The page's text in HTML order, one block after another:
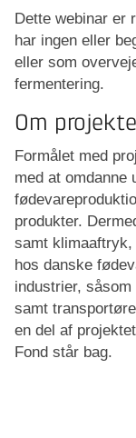
Dette webinar er
har ingen eller
eller som
fermentering.
Om
Formålet med
med at omdanne
produkter.
samt klimaaftryk,
hos danske
industrier,
samt
en del af
Fond står bag.